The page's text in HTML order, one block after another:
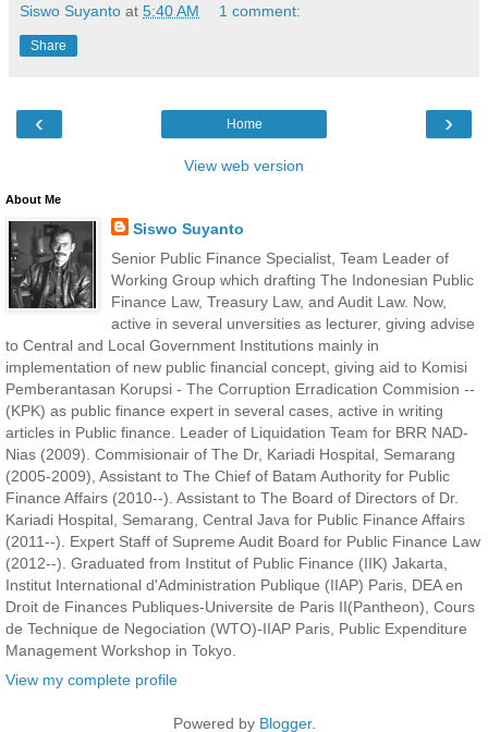
Siswo Suyanto at 5:40 AM 1 comment:
Share
‹ ›
Home
View web version
About Me
Siswo Suyanto
Senior Public Finance Specialist, Team Leader of
Working Group which drafting The Indonesian Public
Finance Law, Treasury Law, and Audit Law. Now,
active in several unversities as lecturer, giving advise
to Central and Local Government Institutions mainly in
implementation of new public financial concept, giving aid to Komisi
Pemberantasan Korupsi - The Corruption Erradication Commision --
(KPK) as public finance expert in several cases, active in writing
articles in Public finance. Leader of Liquidation Team for BRR NAD-
Nias (2009). Commisionair of The Dr, Kariadi Hospital, Semarang
(2005-2009), Assistant to The Chief of Batam Authority for Public
Finance Affairs (2010--). Assistant to The Board of Directors of Dr.
Kariadi Hospital, Semarang, Central Java for Public Finance Affairs
(2011--). Expert Staff of Supreme Audit Board for Public Finance Law
(2012--). Graduated from Institut of Public Finance (IIK) Jakarta,
Institut International d'Administration Publique (IIAP) Paris, DEA en
Droit de Finances Publiques-Universite de Paris II(Pantheon), Cours
de Technique de Negociation (WTO)-IIAP Paris, Public Expenditure
Management Workshop in Tokyo.
View my complete profile
Powered by Blogger.